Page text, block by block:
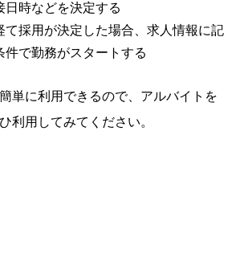
日時などを決定する
て採用が決定した場合、求人情報に記
件で勤務がスタートする
単に利用できるので、アルバイトを
利用してみてください。